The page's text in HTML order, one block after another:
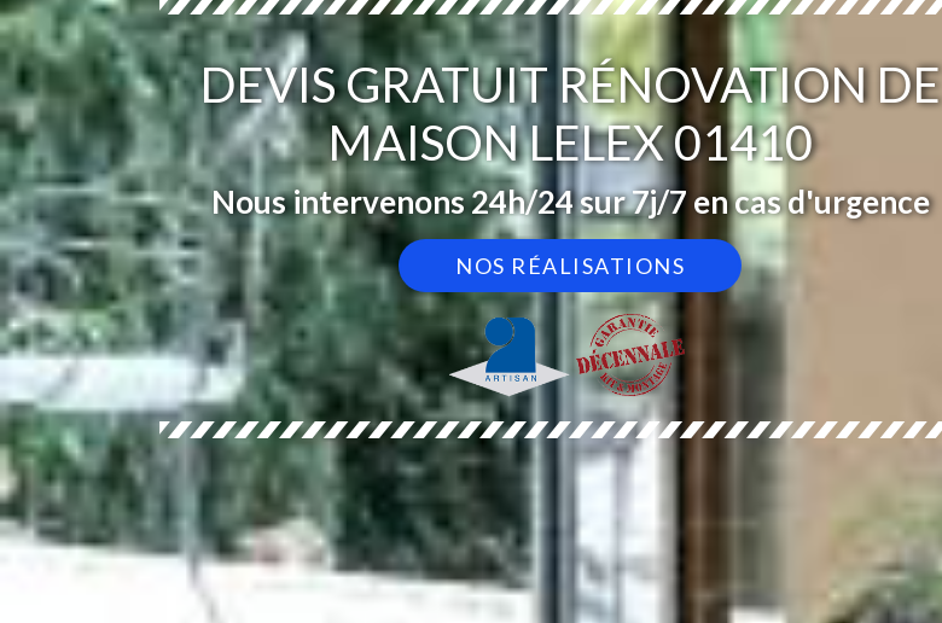
DEVIS GRATUIT RÉNOVATION DE
MAISON LELEX 01410
Nous intervenons 24h/24 sur 7j/7 en cas d'urgence
NOS RÉALISATIONS